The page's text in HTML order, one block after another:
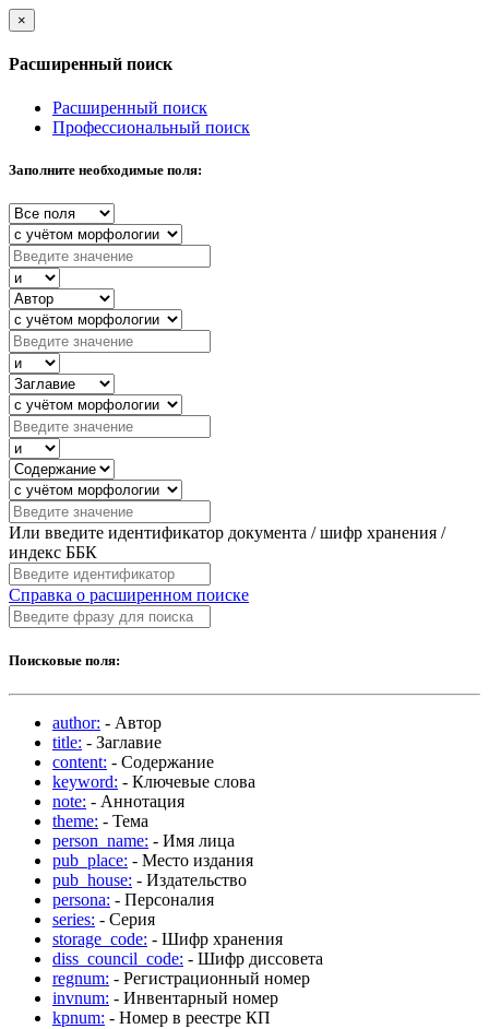
×
Расширенный поиск
Расширенный поиск
Профессиональный поиск
Заполните необходимые поля:
Или введите идентификатор документа / шифр хранения /
индекс ББК
Справка о расширенном поиске
Поисковые поля:
author: - Автор
title: - Заглавие
content: - Содержание
keyword: - Ключевые слова
note: - Аннотация
theme: - Тема
person_name: - Имя лица
pub_place: - Место издания
pub_house: - Издательство
persona: - Персоналия
series: - Серия
storage_code: - Шифр хранения
diss_council_code: - Шифр диссовета
regnum: - Регистрационный номер
invnum: - Инвентарный номер
kpnum: - Номер в реестре КП